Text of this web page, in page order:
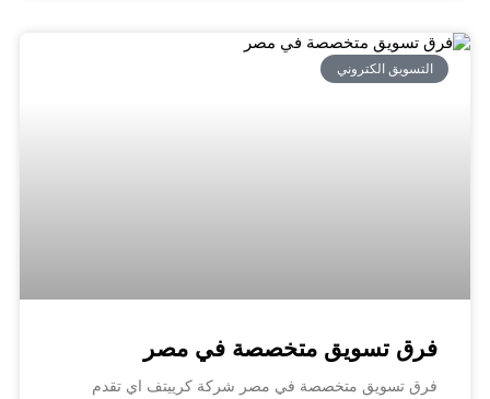
التسويق الكتروني
فرق تسويق متخصصة في مصر
فرق تسويق متخصصة في مصر شركة كرييتف اي تقدم